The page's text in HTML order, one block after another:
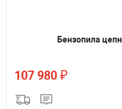
Бензопила
107 980 ₽